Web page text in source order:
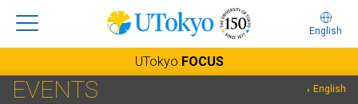
English
UTokyo FOCUS
EVENTS English